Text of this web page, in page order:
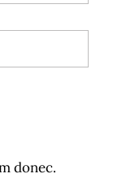
donec.